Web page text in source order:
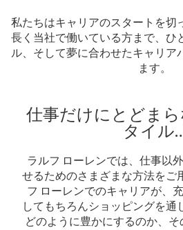
私たちはキャリアのスタートを切
長く当社で働いている方まで、ひ
ル、そして夢に合わせたキャリア
ます。
仕事だけにとどま
タイル
ラルフ ローレンでは、仕事以
せるためのさまざまな方法をご
フ ローレンでのキャリアが、
してもちろんショッピングを通
どのように豊かにするのか、